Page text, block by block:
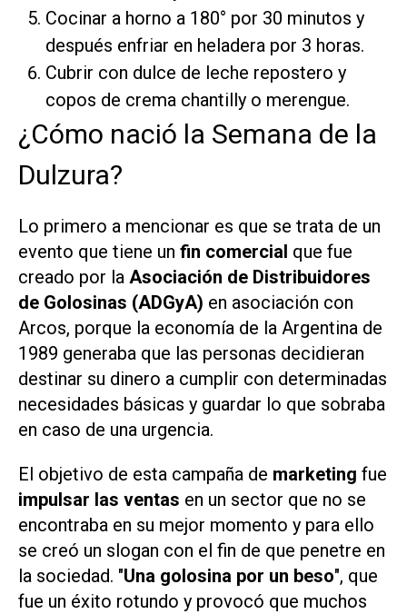
Cocinar a horno a 180° por 30 minutos y
después enfriar en heladera por 3 horas.
Cubrir con dulce de leche repostero y
copos de crema chantilly o merengue.
¿Cómo nació la Semana de la
Dulzura?
Lo primero a mencionar es que se trata de un
evento que tiene un fin comercial que fue
creado por la Asociación de Distribuidores
de Golosinas (ADGyA) en asociación con
Arcos, porque la economía de la Argentina de
1989 generaba que las personas decidieran
destinar su dinero a cumplir con determinadas
necesidades básicas y guardar lo que sobraba
en caso de una urgencia.
El objetivo de esta campaña de marketing fue
impulsar las ventas en un sector que no se
encontraba en su mejor momento y para ello
se creó un slogan con el fin de que penetre en
la sociedad. "Una golosina por un beso", que
fue un éxito rotundo y provocó que muchos